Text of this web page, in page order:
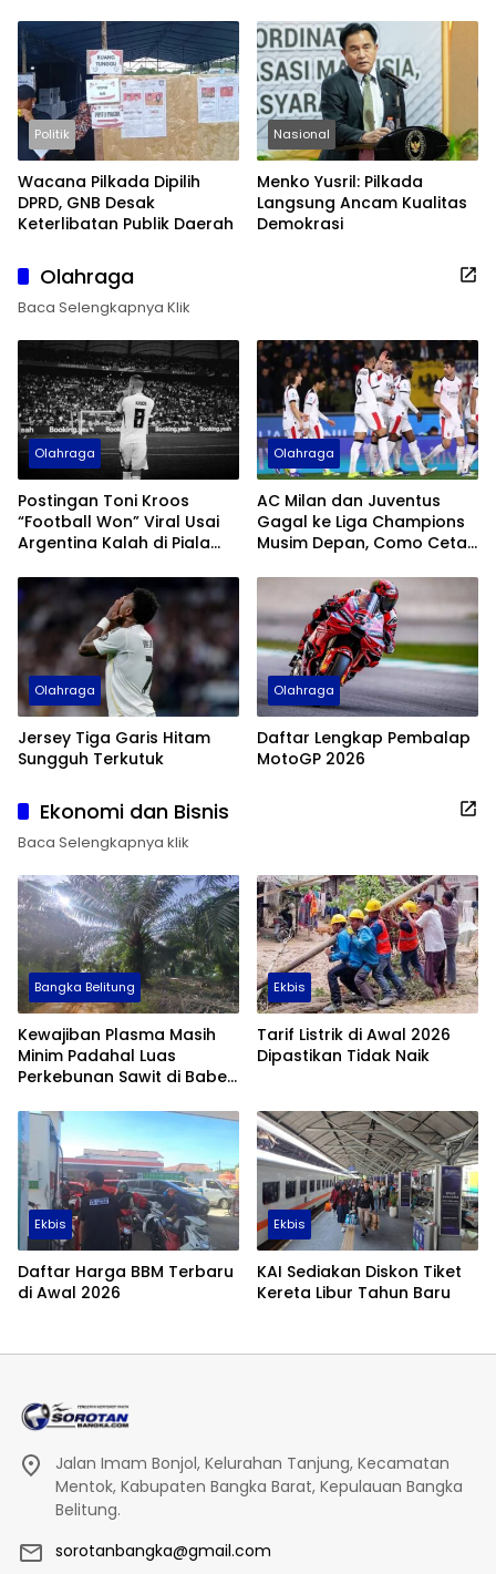
Politik
Wacana Pilkada Dipilih
DPRD, GNB Desak
Keterlibatan Publik Daerah
Nasional
Menko Yusril: Pilkada
Langsung Ancam Kualitas
Demokrasi
Olahraga
Baca Selengkapnya Klik
Olahraga
Postingan Toni Kroos
“Football Won” Viral Usai
Argentina Kalah di Piala
Olahraga
AC Milan dan Juventus
Gagal ke Liga Champions
Musim Depan, Como Cetak
Olahraga
Jersey Tiga Garis Hitam
Sungguh Terkutuk
Olahraga
Daftar Lengkap Pembalap
MotoGP 2026
Ekonomi dan Bisnis
Baca Selengkapnya klik
Bangka Belitung
Kewajiban Plasma Masih
Minim Padahal Luas
Perkebunan Sawit di Babel
Ekbis
Tarif Listrik di Awal 2026
Dipastikan Tidak Naik
Ekbis
Daftar Harga BBM Terbaru
di Awal 2026
Ekbis
KAI Sediakan Diskon Tiket
Kereta Libur Tahun Baru
Jalan Imam Bonjol, Kelurahan Tanjung, Kecamatan
Mentok, Kabupaten Bangka Barat, Kepulauan Bangka
Belitung.
sorotanbangka@gmail.com